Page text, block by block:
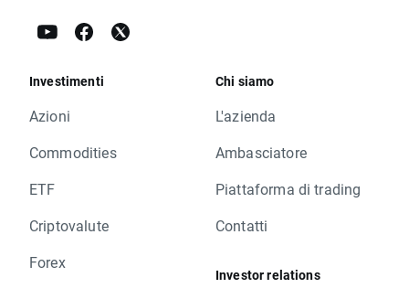
Investimenti
Azioni
Commodities
ETF
Criptovalute
Forex
Chi siamo
L'azienda
Ambasciatore
Piattaforma di trading
Contatti
Investor relations